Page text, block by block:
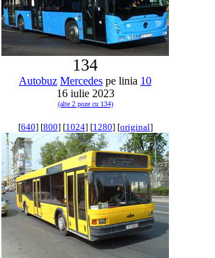
134
Autobuz Mercedes pe linia 10
16 iulie 2023
(alte 2 poze cu 134)
[640] [800] [1024] [1280] [original]